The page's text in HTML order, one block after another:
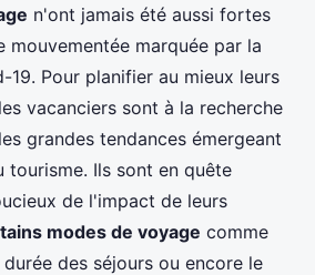
des vacances en
3 min de lecture
n'ont jamais été aussi fortes
mouvementée marquée par la
19. Pour planifier au mieux leurs
vacanciers sont à la recherche
grandes tendances émergeant
tourisme. Ils sont en quête
de l'impact de leurs
modes de voyage comme
des séjours ou encore le